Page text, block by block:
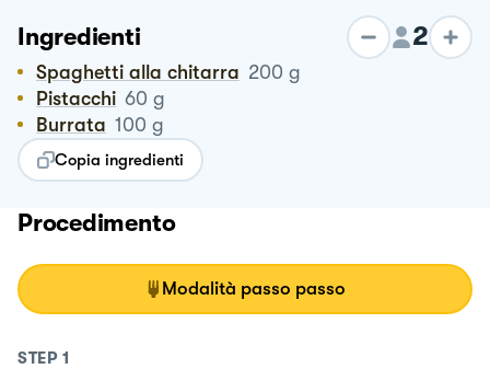
Ingredienti 2
Spaghetti alla chitarra 200 g
Pistacchi 60 g
Burrata 100 g
Copia ingredienti
Procedimento
Modalità passo passo
STEP 1